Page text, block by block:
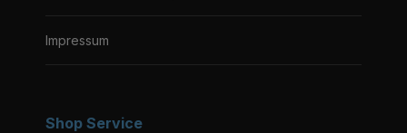
Impressum
Shop Service